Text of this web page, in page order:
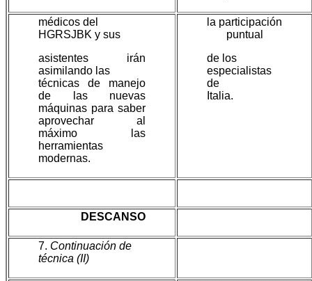
médicos del
HGRSJBK y sus
asistentes irán
asimilando las
técnicas de manejo
de las nuevas
máquinas para saber
aprovechar al
máximo las
herramientas
modernas.
la participación
puntual
de los
especialistas
de
Italia.
DESCANSO
7. Continuación de
técnica (II)